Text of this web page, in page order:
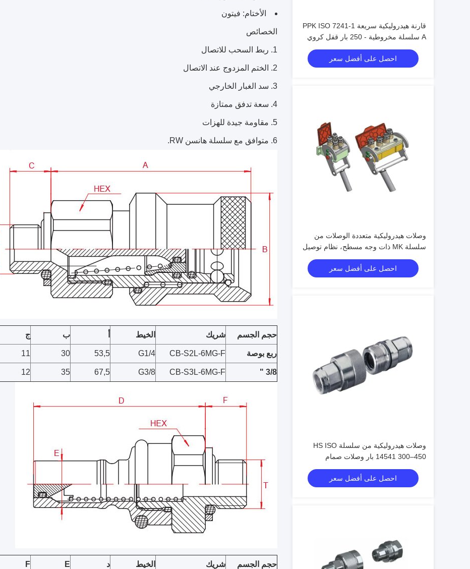
قارنة هيدروليكية سريعة PPK ISO 7241-1
A سلسلة مخروطية - 250 بار قفل كروي
فولاذي للآلات الثقيلة
احصل على أفضل سعر
وصلات هيدروليكية متعددة الوصلات من
سلسلة MK ذات وجه مسطح، نظام توصيل
سريع بقفل الكامة وفقًا لمعيار ISO
احصل على أفضل سعر
وصلات هيدروليكية من سلسلة HS ISO
14541 300–450 بار وصلات صمام
مخروطي للتوصيل الملولب
احصل على أفضل سعر
الأختام: فيتون
الخصائص
ربط السحب للاتصال
الختم المزدوج عند الاتصال
سد الغبار الخارجي
سعة تدفق ممتازة
مقاومة جيدة للهزات
متوافق مع سلسلة هانسن RW.
حجم الجسم شريك الخيط ب ج
ربع بوصة CB-S2L-6MG-F
G1/4
53,5
30
11
3/8 "
CB-S3L-6MG-F
G3/8
67,5
35
12
حجم الجسم شريك الخيط د E
F